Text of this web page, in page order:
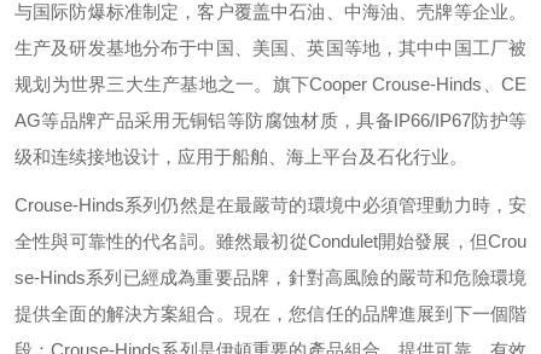
与国际防爆标准制定，客户覆盖中石油、中海油、壳牌等企业。
生产及研发基地分布于中国、美国、英国等地，其中中国工厂被
规划为世界三大生产基地之一。旗下Cooper Crouse-Hinds 、CE
AG等品牌产品采用无铜铝等防腐蚀材质，具备IP66/IP67防护等
级和连续接地设计，应用于船舶、海上平台及石化行业。
Crouse-Hinds系列仍然是在最嚴苛的環境中必須管理動力時，安
全性與可靠性的代名詞。雖然最初從Condulet開始發展，但Crou
se-Hinds系列已經成為重要品牌，針對高風險的嚴苛和危險環境
提供全面的解決方案組合。現在，您信任的品牌進展到下一個階
段：Crouse-Hinds系列是伊頓重要的產品組合，提供可靠、有效